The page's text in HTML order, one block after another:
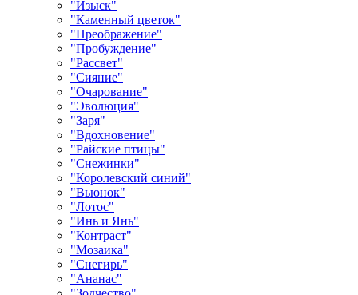
"Изыск"
"Каменный цветок"
"Преображение"
"Пробуждение"
"Рассвет"
"Сияние"
"Очарование"
"Эволюция"
"Заря"
"Вдохновение"
"Райские птицы"
"Снежинки"
"Королевский синий"
"Вьюнок"
"Лотос"
"Инь и Янь"
"Контраст"
"Мозаика"
"Снегирь"
"Ананас"